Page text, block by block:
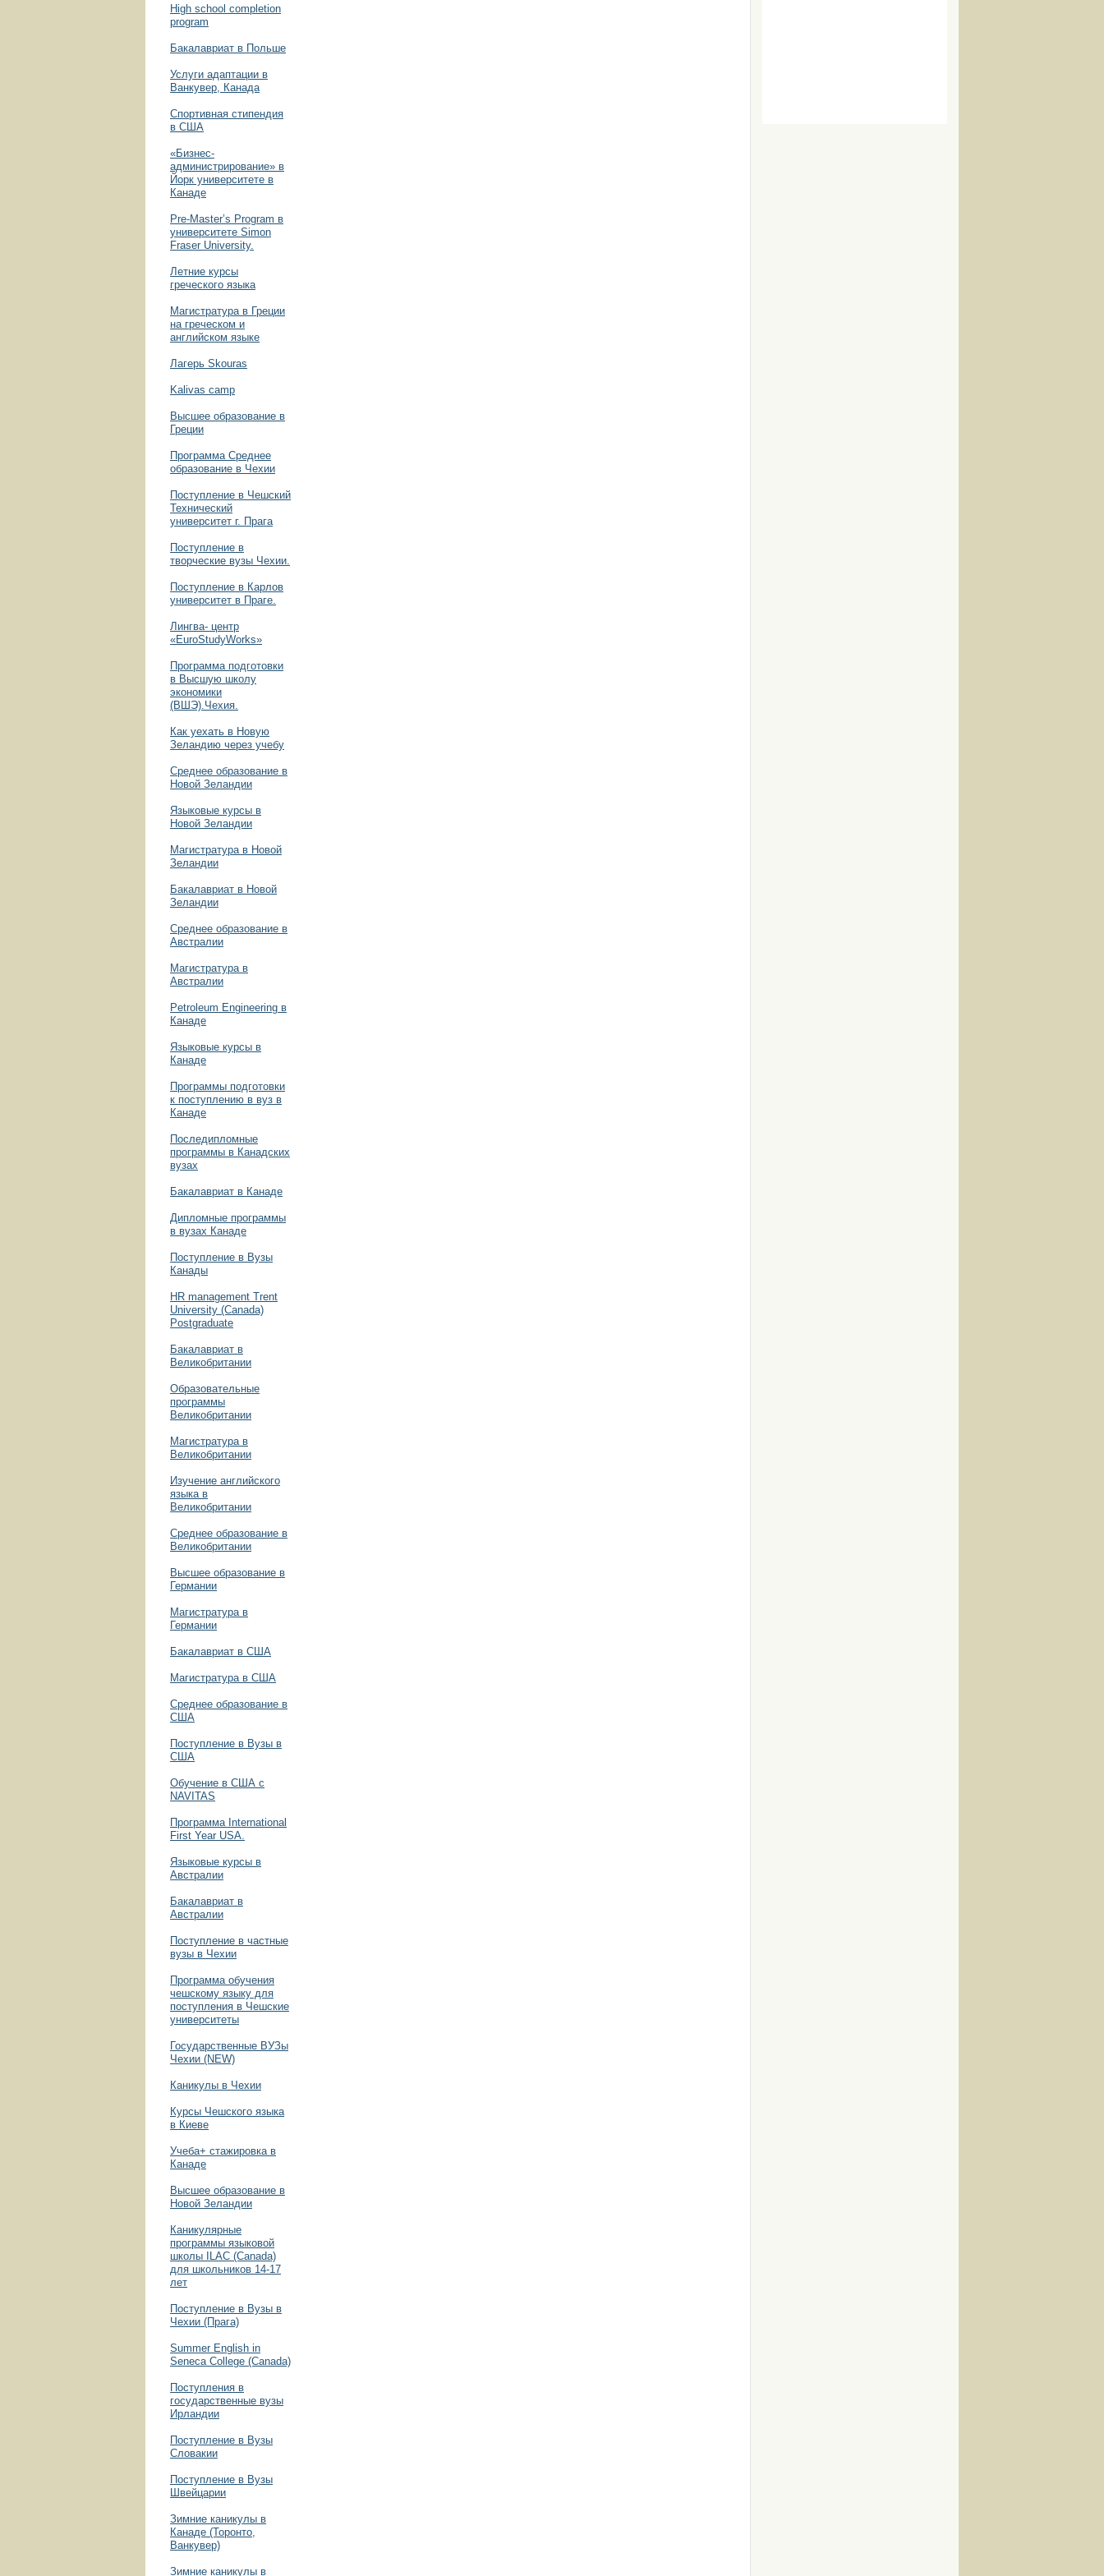
High school completion
program
Бакалавриат в Польше
Услуги адаптации в
Ванкувер, Канада
Спортивная стипендия
в США
«Бизнес­
администрирование» в
Йорк университете в
Канаде
Pre-Master’s Program в
университете Simon
Fraser University.
Летние курсы
греческого языка
Магистратура в Греции
на греческом и
английском языке
Лагерь Skouras
Kalivas camp
Высшее образование в
Греции
Программа Среднее
образование в Чехии
Поступление в Чешский
Технический
университет г. Прага
Поступление в
творческие вузы Чехии.
Поступление в Карлов
университет в Праге.
Лингва- центр
«EuroStudyWorks»
Программа подготовки
в Высшую школу
экономики
(ВШЭ).Чехия.
Как уехать в Новую
Зеландию через учебу
Среднее образование в
Новой Зеландии
Языковые курсы в
Новой Зеландии
Магистратура в Новой
Зеландии
Бакалавриат в Новой
Зеландии
Среднее образование в
Австралии
Магистратура в
Австралии
Petroleum Engineering в
Канаде
Языковые курсы в
Канаде
Программы подготовки
к поступлению в вуз в
Канаде
Последипломные
программы в Канадских
вузах
Бакалавриат в Канаде
Дипломные программы
в вузах Канаде
Поступление в Вузы
Канады
HR management Trent
University (Canada)
Postgraduate
Бакалавриат в
Великобритании
Образовательные
программы
Великобритании
Магистратура в
Великобритании
Изучение английского
языка в
Великобритании
Среднее образование в
Великобритании
Высшее образование в
Германии
Магистратура в
Германии
Бакалавриат в США
Магистратура в США
Среднее образование в
США
Поступление в Вузы в
США
Обучение в США с
NAVITAS
Программа International
First Year USA.
Языковые курсы в
Австралии
Бакалавриат в
Австралии
Поступление в частные
вузы в Чехии
Программа обучения
чешскому языку для
поступления в Чешские
университеты
Государственные ВУЗы
Чехии (NEW)
Каникулы в Чехии
Курсы Чешского языка
в Киеве
Учеба+ стажировка в
Канаде
Высшее образование в
Новой Зеландии
Каникулярные
программы языковой
школы ILAC (Canada)
для школьников 14-17
лет
Поступление в Вузы в
Чехии (Прага)
Summer English in
Seneca College (Canada)
Поступления в
государственные вузы
Ирландии
Поступление в Вузы
Словакии
Поступление в Вузы
Швейцарии
Зимние каникулы в
Канаде (Торонто,
Ванкувер)
Зимние каникулы в